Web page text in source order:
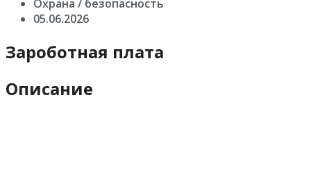
Охрана / безопасность
05.06.2026
Зароботная плата
Описание